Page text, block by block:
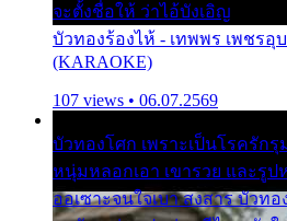
จะตั้งชื่อให้ ว่าไอ้บังเอิญ
บัวทองร้องไห้ - เทพพร เพชรอุ
(KARAOKE)
107 views • 06.07.2569
บัวทองโศก เพราะเป็นโรครัก
หนุ่มหลอกเอา เขารวย และรู
ออเซาะจนใจเบา สงสาร บัวทอ